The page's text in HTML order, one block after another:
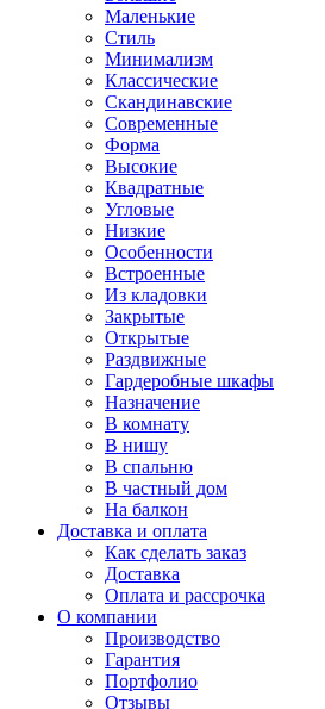
Маленькие
Стиль
Минимализм
Классические
Скандинавские
Современные
Форма
Высокие
Квадратные
Угловые
Низкие
Особенности
Встроенные
Из кладовки
Закрытые
Открытые
Раздвижные
Гардеробные шкафы
Назначение
В комнату
В нишу
В спальню
В частный дом
На балкон
Доставка и оплата
Как сделать заказ
Доставка
Оплата и рассрочка
О компании
Производство
Гарантия
Портфолио
Отзывы